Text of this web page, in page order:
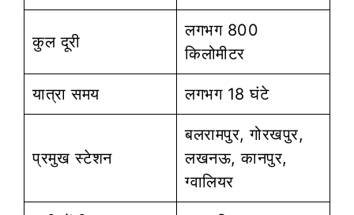
कुल दूरी
लगभग 800
किलोमीटर
यात्रा समय लगभग 18 घंटे
प्रमुख स्टेशन
बलरामपुर, गोरखपुर,
लखनऊ, कानपुर,
ग्वालियर